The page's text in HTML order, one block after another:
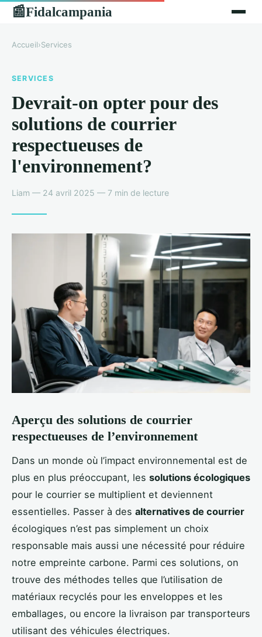
📰Fidalcampania
Accueil›Services
SERVICES
Devrait-on opter pour des
solutions de courrier
respectueuses de
l'environnement?
Liam — 24 avril 2025 — 7 min de lecture
Aperçu des solutions de courrier
respectueuses de l’environnement
Dans un monde où l’impact environnemental est de
plus en plus préoccupant, les solutions écologiques
pour le courrier se multiplient et deviennent
essentielles. Passer à des alternatives de courrier
écologiques n’est pas simplement un choix
responsable mais aussi une nécessité pour réduire
notre empreinte carbone. Parmi ces solutions, on
trouve des méthodes telles que l’utilisation de
matériaux recyclés pour les enveloppes et les
emballages, ou encore la livraison par transporteurs
utilisant des véhicules électriques.